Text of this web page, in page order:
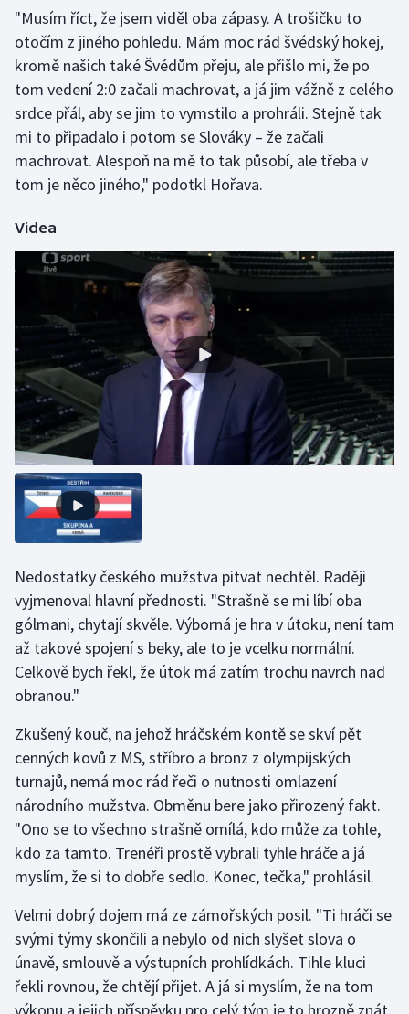
Lezení
Lyže a snowboard
Moderní pětiboj
Motorsport
Olympijské hry
Parasport
Plavání
Plážový volejbal
Ragby
Rychlobruslení
Rychlostní kanoistika
Short track
Sportovní střelba
Stolní tenis
Triatlon
Veslování
Vodní slalom
Volejbal
Ostatní
"Musím říct, že jsem viděl oba zápasy. A trošičku to
otočím z jiného pohledu. Mám moc rád švédský hokej,
kromě našich také Švédům přeju, ale přišlo mi, že po
tom vedení 2:0 začali machrovat, a já jim vážně z celého
srdce přál, aby se jim to vymstilo a prohráli. Stejně tak
mi to připadalo i potom se Slováky – že začali
machrovat. Alespoň na mě to tak působí, ale třeba v
tom je něco jiného," podotkl Hořava.
Videa
Nedostatky českého mužstva pitvat nechtěl. Raději
vyjmenoval hlavní přednosti. "Strašně se mi líbí oba
gólmani, chytají skvěle. Výborná je hra v útoku, není tam
až takové spojení s beky, ale to je vcelku normální.
Celkově bych řekl, že útok má zatím trochu navrch nad
obranou."
Zkušený kouč, na jehož hráčském kontě se skví pět
cenných kovů z MS, stříbro a bronz z olympijských
turnajů, nemá moc rád řeči o nutnosti omlazení
národního mužstva. Obměnu bere jako přirozený fakt.
"Ono se to všechno strašně omílá, kdo může za tohle,
kdo za tamto. Trenéři prostě vybrali tyhle hráče a já
myslím, že si to dobře sedlo. Konec, tečka," prohlásil.
Velmi dobrý dojem má ze zámořských posil. "Ti hráči se
svými týmy skončili a nebylo od nich slyšet slova o
únavě, smlouvě a výstupních prohlídkách. Tihle kluci
řekli rovnou, že chtějí přijet. A já si myslím, že na tom
výkonu a jejich příspěvku pro celý tým je to hrozně znát,